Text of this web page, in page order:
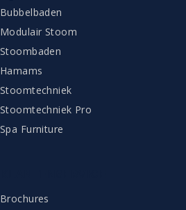
Bubbelbaden
Modulair Stoom
Stoombaden
Hamams
Stoomtechniek
Stoomtechniek Pro
Spa Furniture
Brochures